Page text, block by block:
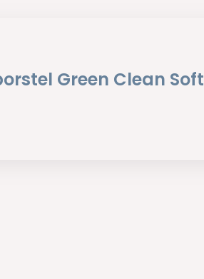
Green Clean Soft